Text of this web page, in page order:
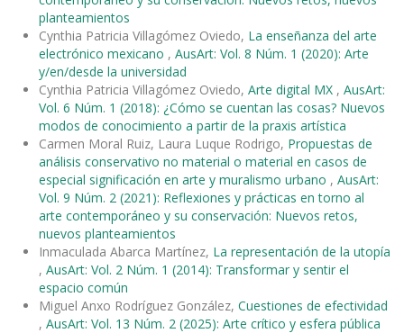
planteamientos
Cynthia Patricia Villagómez Oviedo, La enseñanza del arte
electrónico mexicano , AusArt: Vol. 8 Núm. 1 (2020): Arte
y/en/desde la universidad
Cynthia Patricia Villagómez Oviedo, Arte digital MX , AusArt:
Vol. 6 Núm. 1 (2018): ¿Cómo se cuentan las cosas? Nuevos
modos de conocimiento a partir de la praxis artística
Carmen Moral Ruiz, Laura Luque Rodrigo, Propuestas de
análisis conservativo no material o material en casos de
especial significación en arte y muralismo urbano , AusArt:
Vol. 9 Núm. 2 (2021): Reflexiones y prácticas en torno al
arte contemporáneo y su conservación: Nuevos retos,
nuevos planteamientos
Inmaculada Abarca Martínez, La representación de la utopía
, AusArt: Vol. 2 Núm. 1 (2014): Transformar y sentir el
espacio común
Miguel Anxo Rodríguez González, Cuestiones de efectividad
, AusArt: Vol. 13 Núm. 2 (2025): Arte crítico y esfera pública